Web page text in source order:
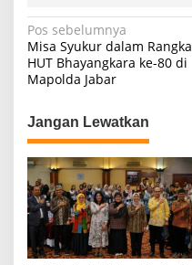
Navigasi
pos
Pos sebelumnya
Misa Syukur dalam Rangka
HUT Bhayangkara ke-80 di
Mapolda Jabar
Jangan Lewatkan